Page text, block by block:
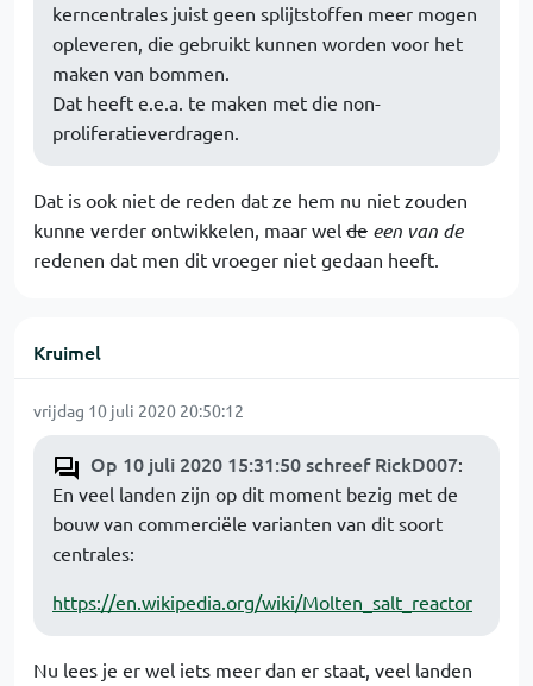
kerncentrales juist geen splijtstoffen meer mogen
opleveren, die gebruikt kunnen worden voor het
maken van bommen.
Dat heeft e.e.a. te maken met die non-
proliferatieverdragen.
Dat is ook niet de reden dat ze hem nu niet zouden
kunne verder ontwikkelen, maar wel de een van de
redenen dat men dit vroeger niet gedaan heeft.
Kruimel
vrijdag 10 juli 2020 20:50:12
Op 10 juli 2020 15:31:50 schreef RickD007:
En veel landen zijn op dit moment bezig met de
bouw van commerciële varianten van dit soort
centrales:
https://en.wikipedia.org/wiki/Molten_salt_reactor
Nu lees je er wel iets meer dan er staat, veel landen